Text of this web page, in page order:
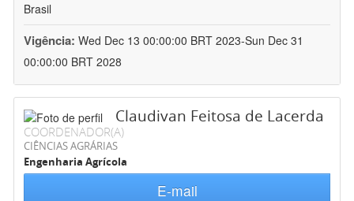
Brasil
Vigência: Wed Dec 13 00:00:00 BRT 2023-Sun Dec 31
00:00:00 BRT 2028
Claudivan Feitosa de Lacerda
COORDENADOR(A)
CIÊNCIAS AGRÁRIAS
Engenharia Agrícola
E-mail